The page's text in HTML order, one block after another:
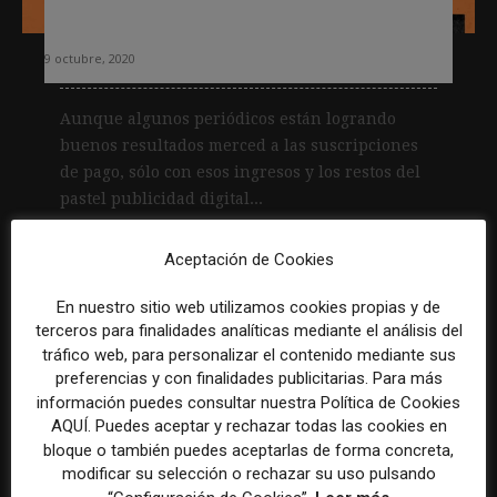
9 octubre, 2020
Aunque algunos periódicos están logrando
buenos resultados merced a las suscripciones
de pago, sólo con esos ingresos y los restos del
pastel publicidad digital...
Aceptación de Cookies
En nuestro sitio web utilizamos cookies propias y de
terceros para finalidades analíticas mediante el análisis del
tráfico web, para personalizar el contenido mediante sus
preferencias y con finalidades publicitarias. Para más
información puedes consultar nuestra Política de Cookies
AQUÍ. Puedes aceptar y rechazar todas las cookies en
bloque o también puedes aceptarlas de forma concreta,
modificar su selección o rechazar su uso pulsando